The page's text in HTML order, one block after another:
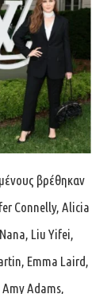
βρέθηκαν
Connelly, Alicia
Liu Yifei,
Emma Laird,
Adams,